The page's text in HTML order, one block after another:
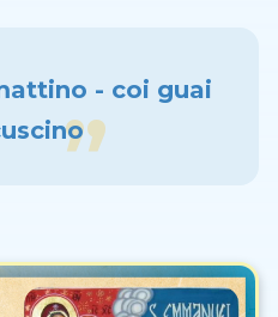
- coi guai